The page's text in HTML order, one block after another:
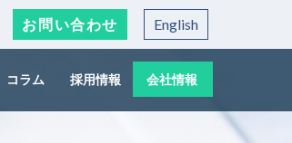
お問い合わせ English
コラム 採用情報 会社情報